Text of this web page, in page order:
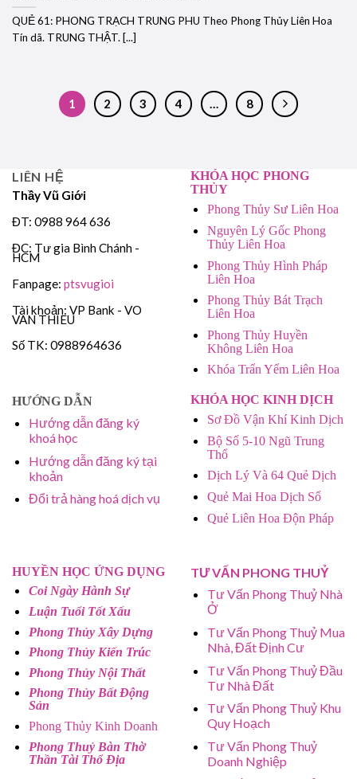
QUẺ 61: PHONG TRẠCH TRUNG PHU Theo Phong Thủy Liên Hoa
Tín dã. TRUNG THẬT. [...]
1 2 3 4 … 8
LIÊN HỆ
Thầy Vũ Giới
ĐT: 0988 964 636
ĐC: Tư gia Bình Chánh -
HCM
Fanpage: ptsvugioi
Tài khoản: VP Bank - VO
VAN THIEU
Số TK: 0988964636
HƯỚNG DẪN
Hướng dẫn đăng ký
khoá học
Hướng dẫn đăng ký tại
khoản
Đổi trả hàng hoá dịch vụ
KHÓA HỌC PHONG
THỦY
Phong Thủy Sư Liên Hoa
Nguyên Lý Gốc Phong
Thủy Liên Hoa
Phong Thủy Hình Pháp
Liên Hoa
Phong Thủy Bát Trạch
Liên Hoa
Phong Thủy Huyền
Không Liên Hoa
Khóa Trấn Yểm Liên Hoa
KHÓA HỌC KINH DỊCH
Sơ Đồ Vận Khí Kinh Dịch
Bộ Số 5-10 Ngũ Trung
Thổ
Dịch Lý Và 64 Quẻ Dịch
Quẻ Mai Hoa Dịch Số
Quẻ Liên Hoa Độn Pháp
HUYỀN HỌC ỨNG DỤNG
Coi Ngày Hành Sự
Luận Tuổi Tốt Xấu
Phong Thủy Xây Dựng
Phong Thủy Kiến Trúc
Phong Thủy Nội Thất
Phong Thủy Bất Động
Sản
Phong Thủy Kinh Doanh
Phong Thuỷ Bàn Thờ
Thần Tài Thổ Địa
TƯ VẤN PHONG THUỶ
Tư Vấn Phong Thuỷ Nhà
Ở
Tư Vấn Phong Thuỷ Mua
Nhà, Đất Định Cư
Tư Vấn Phong Thuỷ Đầu
Tư Nhà Đất
Tư Vấn Phong Thuỷ Khu
Quy Hoạch
Tư Vấn Phong Thuỷ
Doanh Nghiệp